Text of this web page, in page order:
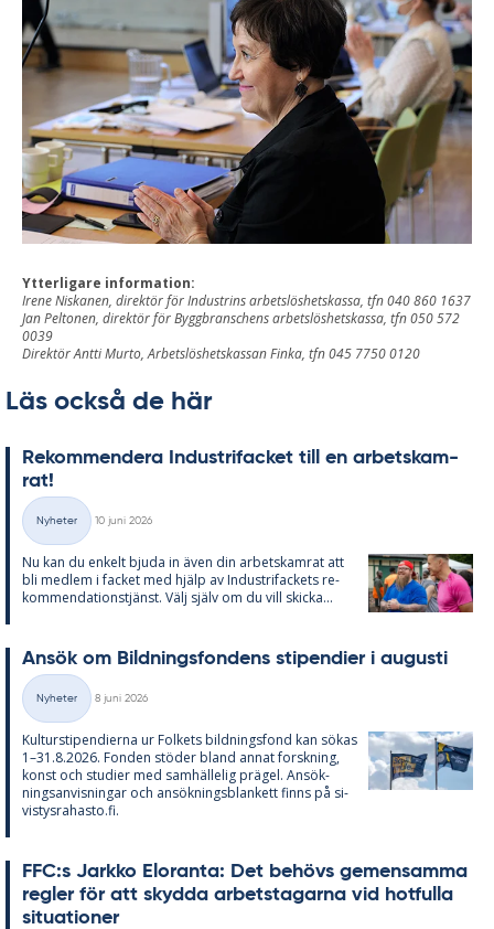
Ytterligare information:
Irene Niskanen, direktör för Industrins arbetslöshetskassa, tfn 040 860 1637
Jan Peltonen, direktör för Byggbranschens arbetslöshetskassa, tfn 050 572
0039
Direktör Antti Murto, Arbetslöshetskassan Finka, tfn 045 7750 0120
Läs också de här
Re­kom­men­de­ra In­du­stri­fac­ket till en ar­bets­kam­
rat!
Kategorier
Nyheter
10 juni 2026
Nu kan du en­kelt bju­da in även din ar­bets­kam­rat att
bli med­lem i fac­ket med hjälp av In­du­stri­fac­kets re­
kom­men­da­tions­tjänst. Välj själv om du vill skic­ka...
An­sök om Bild­nings­fon­dens sti­pen­di­er i au­gusti
Kategorier
Nyheter
8 juni 2026
Kul­tursti­pen­di­er­na ur Fol­kets bild­nings­fond kan sö­kas
1–31.8.2026. Fon­den stö­der bland an­nat forsk­ning,
konst och stu­di­er med sam­häl­le­lig prä­gel. An­sök­
nings­an­vis­ning­ar och an­sök­nings­blan­kett fin­ns på si­
vis­tys­ra­has­to.fi.
FFC:s Jark­ko Elo­ran­ta: Det be­hö­vs ge­men­sam­ma
reg­ler för att skyd­da ar­bets­ta­gar­na vid hot­ful­la
si­tu­a­tio­ner